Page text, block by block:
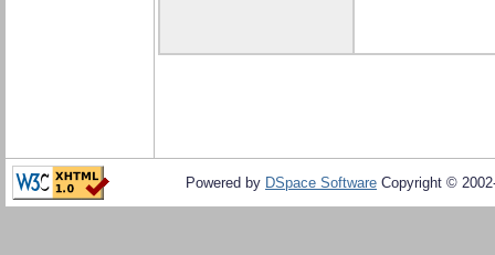
Powered by DSpace Software Copyright ©